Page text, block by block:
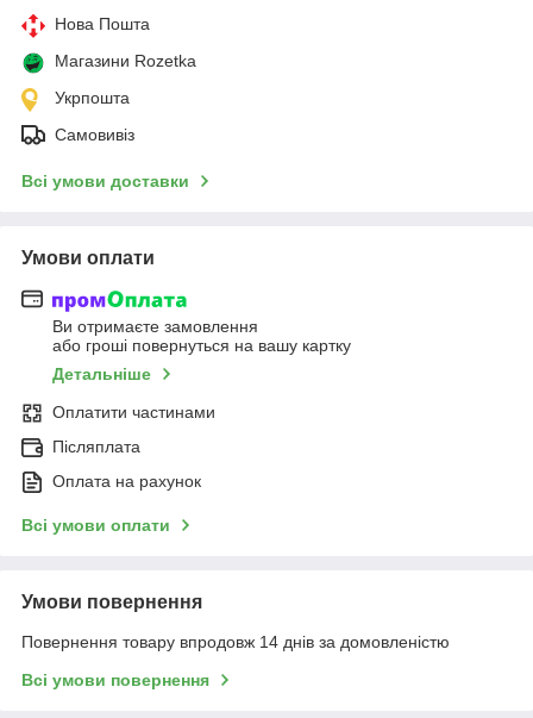
Нова Пошта
Магазини Rozetka
Укрпошта
Самовивіз
Всі умови доставки
Умови оплати
Ви отримаєте замовлення
або гроші повернуться на вашу картку
Детальніше
Оплатити частинами
Післяплата
Оплата на рахунок
Всі умови оплати
Умови повернення
Повернення товару впродовж 14 днів за домовленістю
Всі умови повернення